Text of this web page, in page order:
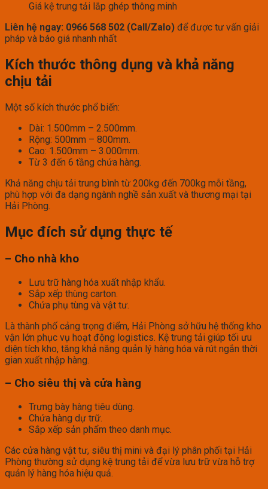
Giá kệ trung tải lắp ghép thông minh
Liên hệ ngay: 0966 568 502 (Call/Zalo) để được tư vấn giải
pháp và báo giá nhanh nhất
Kích thước thông dụng và khả năng
chịu tải
Một số kích thước phổ biến:
Dài: 1.500mm – 2.500mm.
Rộng: 500mm – 800mm.
Cao: 1.500mm – 3.000mm.
Từ 3 đến 6 tầng chứa hàng.
Khả năng chịu tải trung bình từ 200kg đến 700kg mỗi tầng,
phù hợp với đa dạng ngành nghề sản xuất và thương mại tại
Hải Phòng.
Mục đích sử dụng thực tế
– Cho nhà kho
Lưu trữ hàng hóa xuất nhập khẩu.
Sắp xếp thùng carton.
Chứa phụ tùng và vật tư.
Là thành phố cảng trọng điểm, Hải Phòng sở hữu hệ thống kho
vận lớn phục vụ hoạt động logistics. Kệ trung tải giúp tối ưu
diện tích kho, tăng khả năng quản lý hàng hóa và rút ngắn thời
gian xuất nhập hàng.
– Cho siêu thị và cửa hàng
Trưng bày hàng tiêu dùng.
Chứa hàng dự trữ.
Sắp xếp sản phẩm theo danh mục.
Các cửa hàng vật tư, siêu thị mini và đại lý phân phối tại Hải
Phòng thường sử dụng kệ trung tải để vừa lưu trữ vừa hỗ trợ
quản lý hàng hóa hiệu quả.